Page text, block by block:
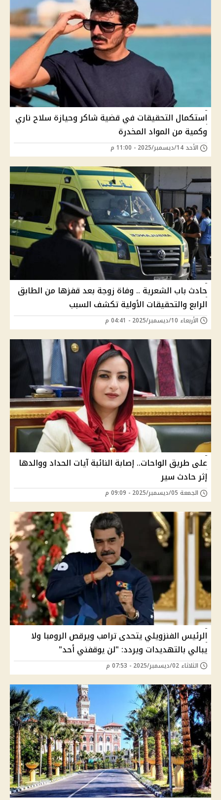
استكمال التحقيقات في قضية شاكر وحيازة سلاح ناري
وكمية من المواد المخدرة
الأحد 14/ديسمبر/2025 - 11:00 م
حادث باب الشعرية .. وفاة زوجة بعد قفزها من الطابق
الرابع والتحقيقات الأولية تكشف السبب
الأربعاء 10/ديسمبر/2025 - 04:41 م
على طريق الواحات.. إصابة النائبة آيات الحداد ووالدها
إثر حادث سير
الجمعة 05/ديسمبر/2025 - 09:09 م
الرئيس الفنزويلي يتحدى ترامب ويرقص الرومبا ولا
يبالي بالتهديدات ويردد: "لن يوقفني أحد"
الثلاثاء 02/ديسمبر/2025 - 07:53 م